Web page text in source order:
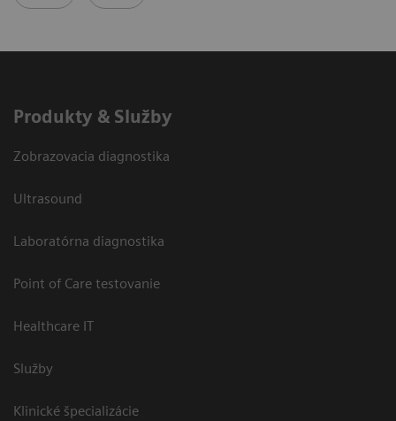
Produkty & Služby
Zobrazovacia diagnostika
Ultrasound
Laboratórna diagnostika
Point of Care testovanie
Healthcare IT
Služby
Klinické špecializácie